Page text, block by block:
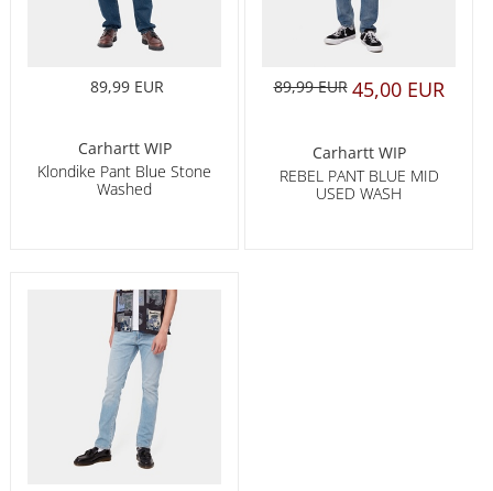
89,99 EUR
Carhartt WIP
Klondike Pant Blue Stone
Washed
89,99 EUR 45,00 EUR
Carhartt WIP
REBEL PANT BLUE MID
USED WASH